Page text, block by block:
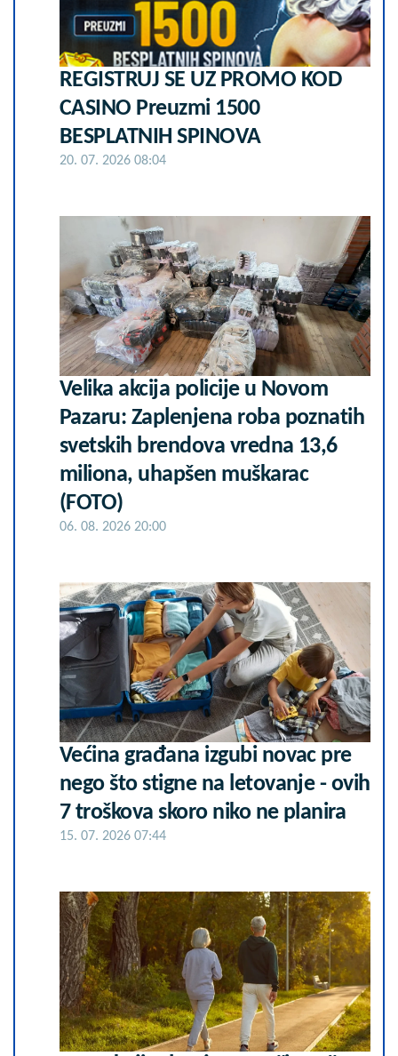
REGISTRUJ SE UZ PROMO KOD
CASINO Preuzmi 1500
BESPLATNIH SPINOVA
20. 07. 2026 08:04
Velika akcija policije u Novom
Pazaru: Zaplenjena roba poznatih
svetskih brendova vredna 13,6
miliona, uhapšen muškarac
(FOTO)
06. 08. 2026 20:00
Većina građana izgubi novac pre
nego što stigne na letovanje - ovih
7 troškova skoro niko ne planira
15. 07. 2026 07:44